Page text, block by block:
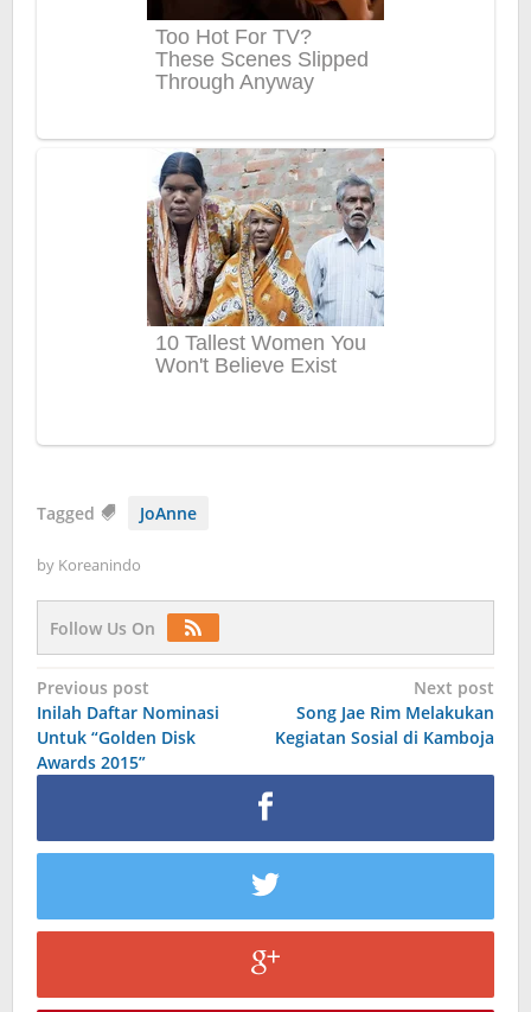
Tagged JoAnne
by Koreanindo
Follow Us On
Post
navigation
Previous post
Inilah Daftar Nominasi
Untuk “Golden Disk
Awards 2015”
Next post
Song Jae Rim Melakukan
Kegiatan Sosial di Kamboja